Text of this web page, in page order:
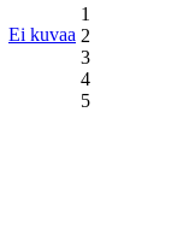
Ei kuvaa
1
2
3
4
5